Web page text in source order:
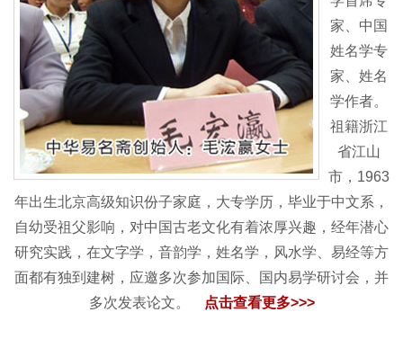
家、中国
姓名学专
家、姓名
学作者。
祖籍浙江
省江山
市，1963
年出生北京高级知识份子家庭，大专学历，毕业于中文系，
自幼受祖父影响，对中国古老文化有着浓厚兴趣，经年潜心
研究实践，在文字学，音韵学，姓名学，风水学、易经等方
面都有独到建树，应邀多次参加国际、国内易学研讨会，并
多次发表论文。
点击查看更多>>>